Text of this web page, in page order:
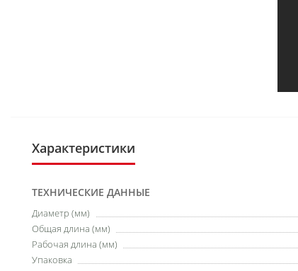
Характеристики
ТЕХНИЧЕСКИЕ ДАННЫЕ
Диаметр (мм)
Общая длина (мм)
Рабочая длина (мм)
Упаковка